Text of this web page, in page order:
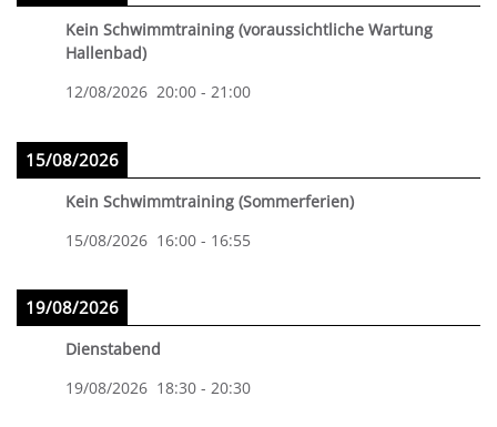
Kein Schwimmtraining (voraussichtliche Wartung
Hallenbad)
12/08/2026 20:00 - 21:00
15/08/2026
Kein Schwimmtraining (Sommerferien)
15/08/2026 16:00 - 16:55
19/08/2026
Dienstabend
19/08/2026 18:30 - 20:30